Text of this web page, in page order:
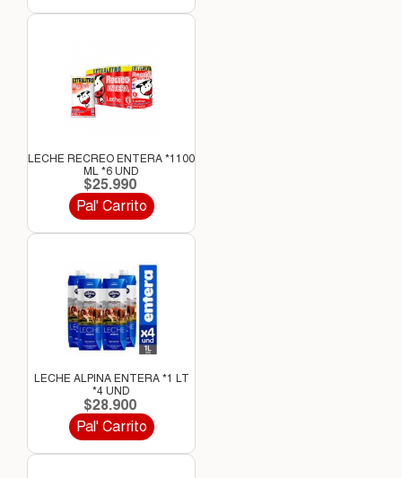
LECHE RECREO ENTERA *1100
ML *6 UND
$25.990
Pal' Carrito
LECHE ALPINA ENTERA *1 LT
*4 UND
$28.900
Pal' Carrito